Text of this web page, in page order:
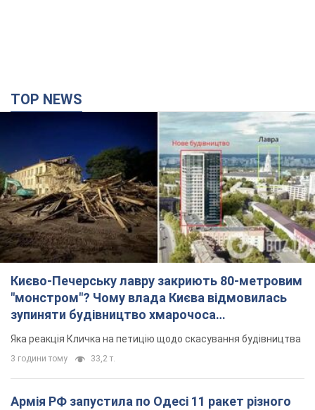
TOP NEWS
Києво-Печерську лавру закриють 80-метровим
"монстром"? Чому влада Києва відмовилась
зупиняти будівництво хмарочоса
"московського вірянина"
Яка реакція Кличка на петицію щодо скасування будівництва
3 години тому 33,2 т.
Армія РФ запустила по Одесі 11 ракет різного